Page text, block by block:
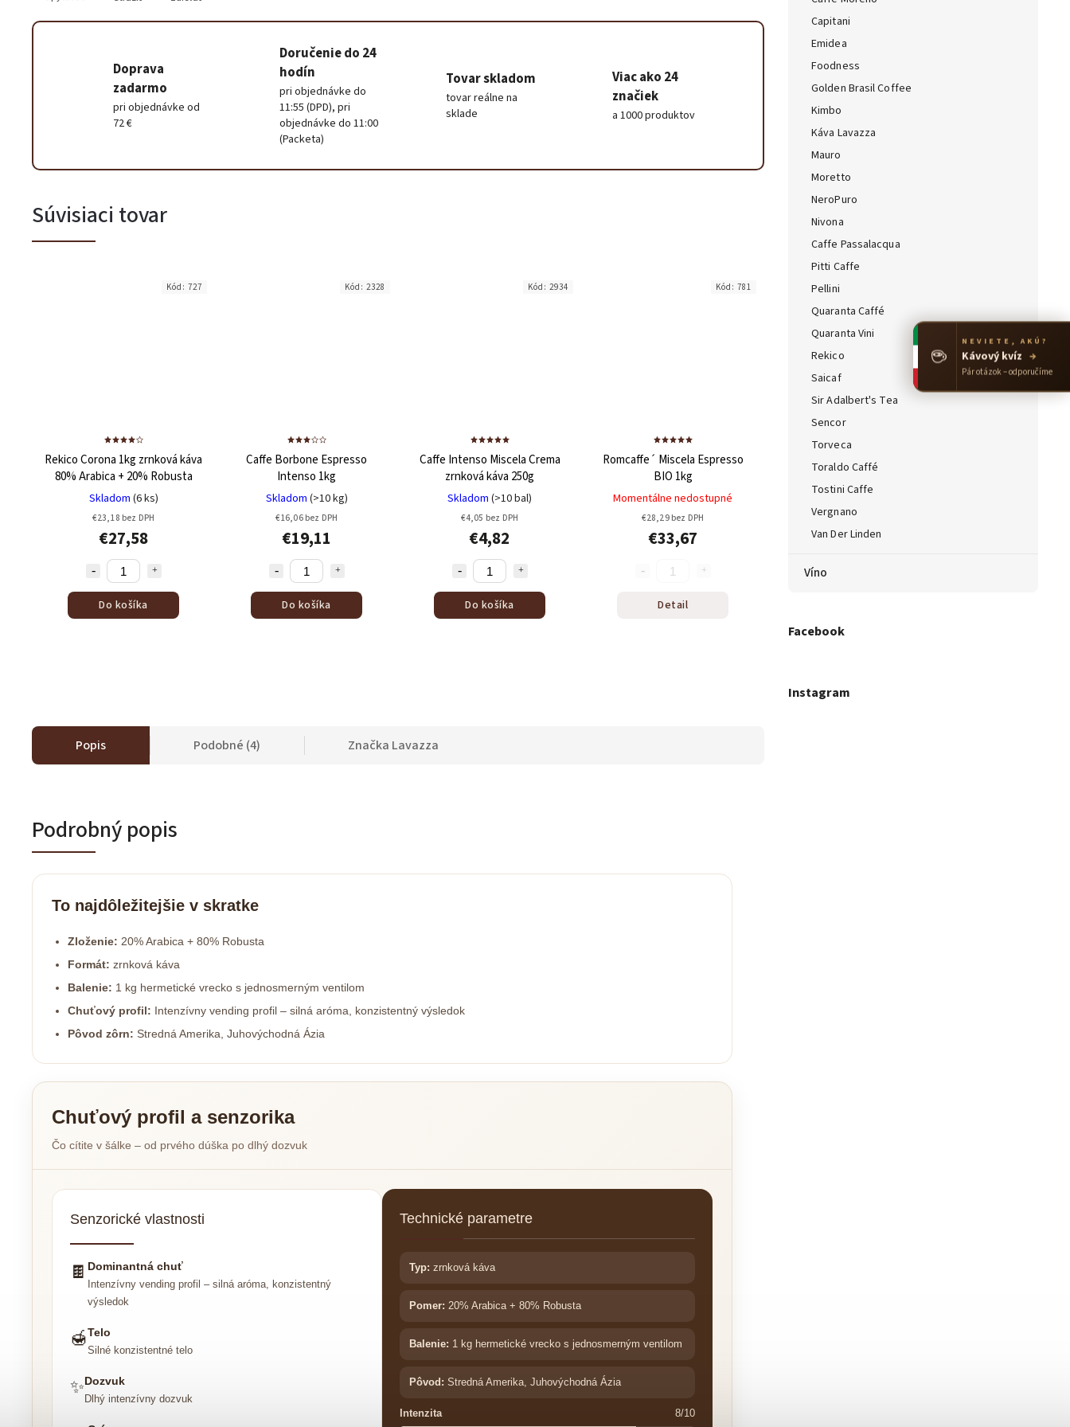
Capitani
Emidea
Foodness
Golden Brasil Coffee
Kimbo
Káva Lavazza
Mauro
Moretto
NeroPuro
Nivona
Caffe Passalacqua
Pitti Caffe
Pellini
Quaranta Caffé
Quaranta Vini
Rekico
Saicaf
Sir Adalbert's Tea
Sencor
Torveca
Toraldo Caffé
Tostini Caffe
Vergnano
Van Der Linden
Víno
Facebook
Instagram
Doprava
zadarmo
pri objednávke od
72 €
Doručenie do 24
hodín
pri objednávke do
11:55 (DPD), pri
objednávke do 11:00
(Packeta)
Tovar skladom
tovar reálne na
sklade
Viac ako 24
značiek
a 1000 produktov
Súvisiaci tovar
Rekico Corona 1kg zrnková káva
80% Arabica + 20% Robusta
Skladom (6 ks)
€23,18 bez DPH
€27,58
Do košíka
Kód: 727
Caffe Borbone Espresso
Intenso 1kg
Skladom (>10 kg)
€16,06 bez DPH
€19,11
Do košíka
Kód: 2328
Caffe Intenso Miscela Crema
zrnková káva 250g
Skladom (>10 bal)
€4,05 bez DPH
€4,82
Do košíka
Kód: 2934
Romcaffe´ Miscela Espresso
BIO 1kg
Momentálne nedostupné
€28,29 bez DPH
€33,67
Detail
Kód: 781
Popis Podobné (4) Značka Lavazza
Podrobný popis
To najdôležitejšie v skratke
Zloženie: 20% Arabica + 80% Robusta
Formát: zrnková káva
Balenie: 1 kg hermetické vrecko s jednosmerným ventilom
Chuťový profil: Intenzívny vending profil – silná aróma, konzistentný výsledok
Pôvod zôrn: Stredná Amerika, Juhovýchodná Ázia
Chuťový profil a senzorika
Čo cítite v šálke – od prvého dúška po dlhý dozvuk
Senzorické vlastnosti
🍫 Dominantná chuť
Intenzívny vending profil – silná aróma, konzistentný
výsledok
🍯Telo
Silné konzistentné telo
✨Dozvuk
Dlhý intenzívny dozvuk
Technické parametre
Typ: zrnková káva
Pomer: 20% Arabica + 80% Robusta
Balenie: 1 kg hermetické vrecko s jednosmerným ventilom
Pôvod: Stredná Amerika, Juhovýchodná Ázia
Intenzita 8/10
☕ NEVIETE, AKÚ?
Kávový kvíz →
Pár otázok – odporučíme